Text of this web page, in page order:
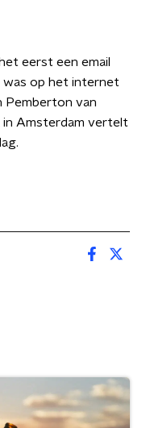
eerst een email
was op het internet
Pemberton van
in Amsterdam vertelt